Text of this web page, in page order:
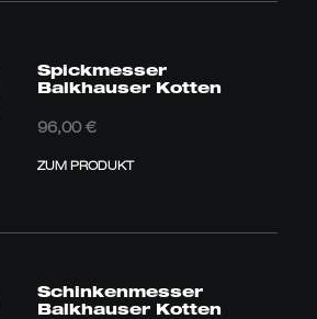
Spickmesser
Balkhauser Kotten
96,00€
ZUM PRODUKT
Schinkenmesser
Balkhauser Kotten